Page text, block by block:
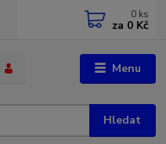
Menu
Hledat
0 ks
za 0 Kč